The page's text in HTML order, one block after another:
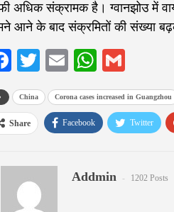
अधिक संक्रामक है। ग्वानझोउ में
आने के बाद संक्रमितों की संख्या
Facebook
TwitterEmail
China Corona cases increased in Guangzhou
Share Facebook Twitter
Addmin 1202 Posts